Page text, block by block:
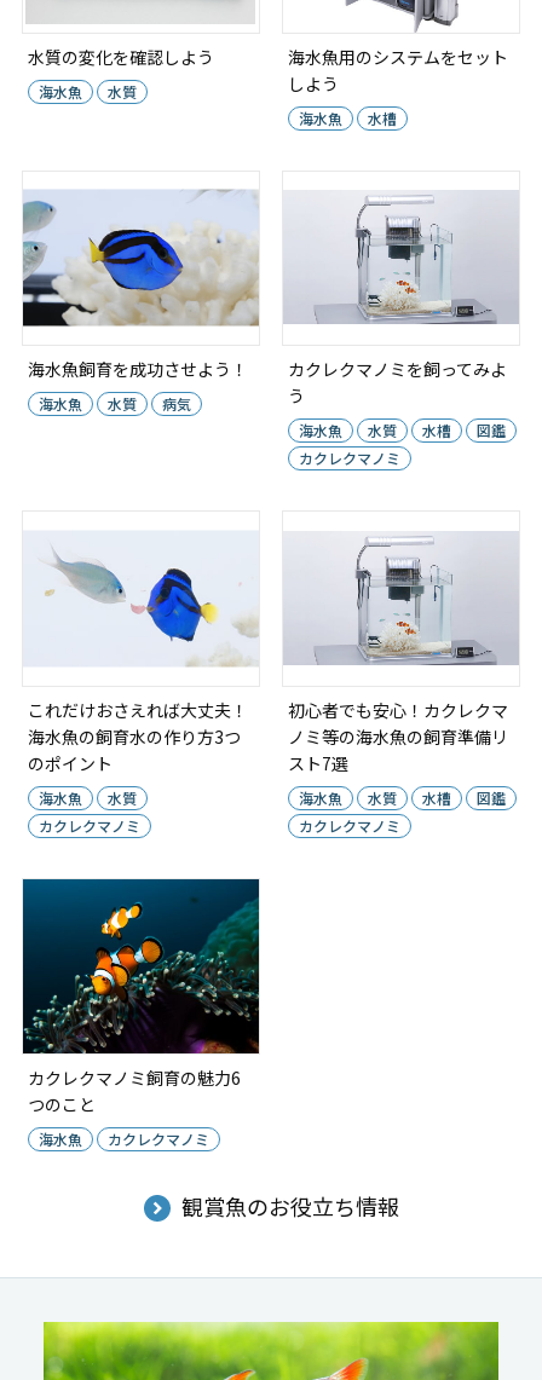
水質の変化を確認しよう
海水魚 水質
海水魚用のシステムをセット
しよう
海水魚 水槽
海水魚飼育を成功させよう！
海水魚 水質 病気
カクレクマノミを飼ってみよ
う
海水魚 水質 水槽
図鑑
カクレクマノミ
これだけおさえれば大丈夫！
海水魚の飼育水の作り方3つ
のポイント
海水魚
水質
カクレクマノミ
初心者でも安心！カクレクマ
ノミ等の海水魚の飼育準備リ
スト7選
海水魚 水質 水槽
図鑑
カクレクマノミ
カクレクマノミ飼育の魅力6
つのこと
海水魚 カクレクマノミ
観賞魚のお役立ち情報